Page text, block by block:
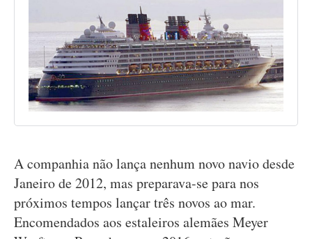
A companhia não lança nenhum novo navio desde
Janeiro de 2012, mas preparava-se para nos
próximos tempos lançar três novos ao mar.
Encomendados aos estaleiros alemães Meyer